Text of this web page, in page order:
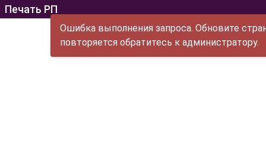
Печать РП
Ошибка выполнения запроса. Обновите
повторяется обратитесь к администратору.